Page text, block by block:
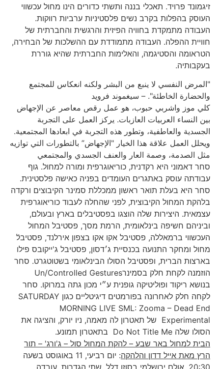
זיגמונד פרויד. תאכלי בננה ותשתי כדורים הינו מחול עכשווי
העוסק בהפלות בקרב נשים פלסטיניות ערביות רווקות.
העבודה מתמקדת בחוויה הפיזית והרגשית והחברתית של
חוויית ההפלה. העבודה מתמודדת עם ההשלכות של הבחירה,
הטראומה והסטיגמה, והאלימות החברתית שהיא גוררת
בעקבותיה.
"المرض النفسي لا ينبع من البشر ولكنه انعكاس للمجتمع
والحضارة الخاطئة". – سيغموند فرويد
كلي موز واشربي حبوب، هو عمل رقص معاصر عن الإجهاض
بين النساء العربيات العازبات. يركز العمل على التجربة
الجسدية والعاطفية، وتطور هذه التجربة في ابعادها المجتمعية.
ويحلل العمل علاقة هذا الخيار "الإجهاض” بالتطورات التي توازيه
مثل الصدمة، وصمة العار والعنف الجسدي والمجتمعي
סחר דאמוני היא רקדנית, כוריאוגרפית ומורה למחול. גוף
עבודתה עוסק באתגרים העומדים בפניה כאישה פלסטינית.
סחר היא בעלת תואר ראשון ממכללת סמינר הקיבוצים ורקדה
בלהקת המחול הקיבוצית, לפני שהחלה לעבוד כוריאוגרפית
עצמאית. היצירות שלה הוצגו בפסטיבלים בארץ ובעולם,
וביניהם חשיפה בינלאומית, הרמת מסך, פסטיבל המחול
העכשווי ברמאללה, פסטיבל אקו אקו בצפון אירלנד, פסטיבלֿ
מחול ומחקר התנועה בכנסיית ג׳דסון, פסטיבל ג'ייקובס פילו
בארצות הברית, ופסטיבל הסולו הבינלאומי בשטוטגרט. סחר
הוזמנה לקחת חלק בסמינרUn/Controlled Gestures
בנושא ריקוד ופוליטיקה גופנית ע״י מכון גתה במרוקו. סחר
לקחה חלק לאחרונה בפורמטים דיגיטליים כגון SATURDAY
MORNING LIVE SML: Zooma – Dead End
Experimental של תאטרון לה מאמה, ניו יורק, והציגה את
הסולו שלה Do Not Title Me בתאטרון תמונע.
הבית למחול באר שבע – להקת המחול סול – ג'ורג' – תור
הרץ מאת אייל דדון והלהקה
: יום רביעי, 11 באוגוסט בשעה
20:30, אולם ירושלמי בסוזן דלל. שתי הגדרות, עובדה